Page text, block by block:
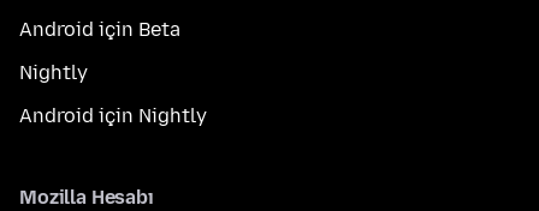
Android için Beta
Nightly
Android için Nightly
Mozilla Hesabı